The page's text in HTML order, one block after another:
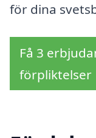
för dina
Få 3
förpliktelser